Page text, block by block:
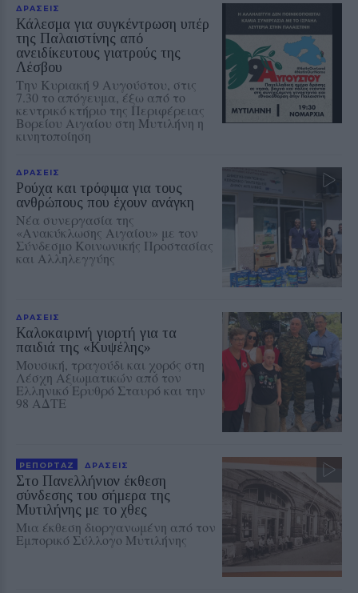
ΔΡΑΣΕΙΣ
Κάλεσμα για συγκέντρωση υπέρ
της Παλαιστίνης από
ανειδίκευτους γιατρούς της
Λέσβου
Την Κυριακή 9 Αυγούστου, στις
7.30 το απόγευμα, έξω από το
κεντρικό κτήριο της Περιφέρειας
Βορείου Αιγαίου στη Μυτιλήνη η
κινητοποίηση
ΔΡΑΣΕΙΣ
Ρούχα και τρόφιμα για τους
ανθρώπους που έχουν ανάγκη
Νέα συνεργασία της
«Ανακύκλωσης Αιγαίου» με τον
Σύνδεσμο Κοινωνικής Προστασίας
και Αλληλεγγύης
ΔΡΑΣΕΙΣ
Καλοκαιρινή γιορτή για τα
παιδιά της «Κυψέλης»
Μουσική, τραγούδι και χορός στη
Λέσχη Αξιωματικών από τον
Ελληνικό Ερυθρό Σταυρό και την
98 ΑΔΤΕ
ΡΕΠΟΡΤΑΖ ΔΡΑΣΕΙΣ
Στο Πανελλήνιον έκθεση
σύνδεσης του σήμερα της
Μυτιλήνης με το χθες
Μια έκθεση διοργανωμένη από τον
Εμπορικό Σύλλογο Μυτιλήνης